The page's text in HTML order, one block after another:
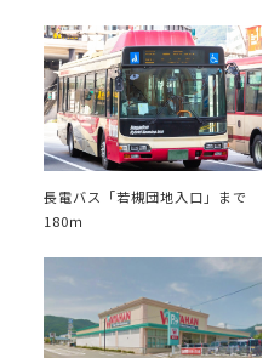
長電バス「若槻団地入口」まで
180ｍ